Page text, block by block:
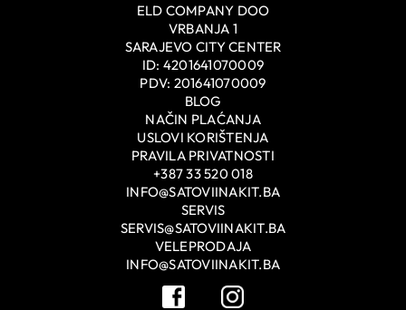
ELD COMPANY DOO
VRBANJA 1
SARAJEVO CITY CENTER
ID: 4201641070009
PDV: 201641070009
BLOG
NAČIN PLAĆANJA
USLOVI KORIŠTENJA
PRAVILA PRIVATNOSTI
+387 33 520 018
INFO@SATOVIINAKIT.BA
SERVIS
SERVIS@SATOVIINAKIT.BA
VELEPRODAJA
INFO@SATOVIINAKIT.BA